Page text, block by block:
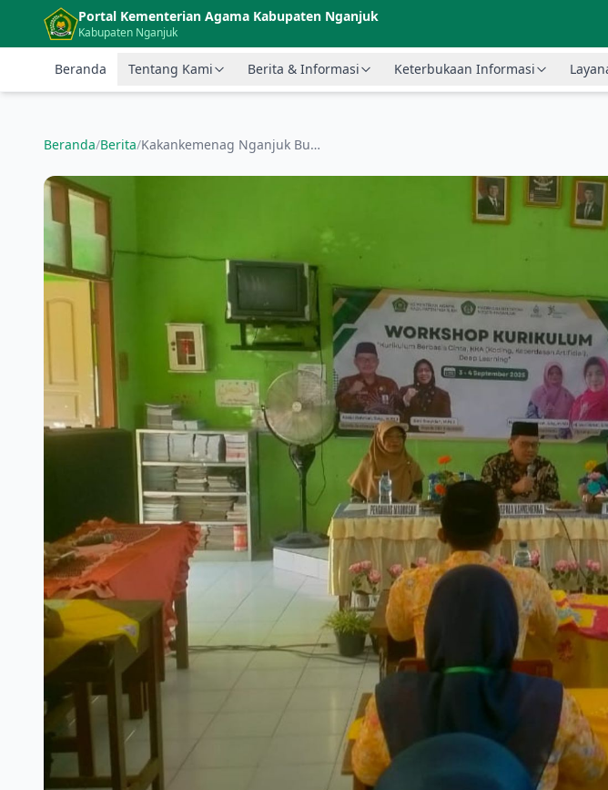
Langsung ke konten utama
Portal Kementerian Agama Kabupaten Nganjuk
Kabupaten Nganjuk
Beranda Tentang Kami Berita & Informasi Keterbukaan Informasi
Beranda/Berita/ Kakankemenag Nganjuk Buka Workshop Kurikulum Berbasis Cinta, Koding & AI di MIN 4 Nganjuk